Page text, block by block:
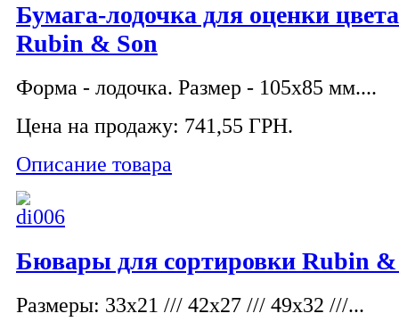
Бумага-лодочка для оценки
Rubin & Son
Форма - лодочка. Размер - 105х85 мм....
Цена на продажу: 741,55 ГРН.
Описание товара
Бювары для сортировки Rubin &
Размеры: 33х21 /// 42х27 /// 49х32 ///...